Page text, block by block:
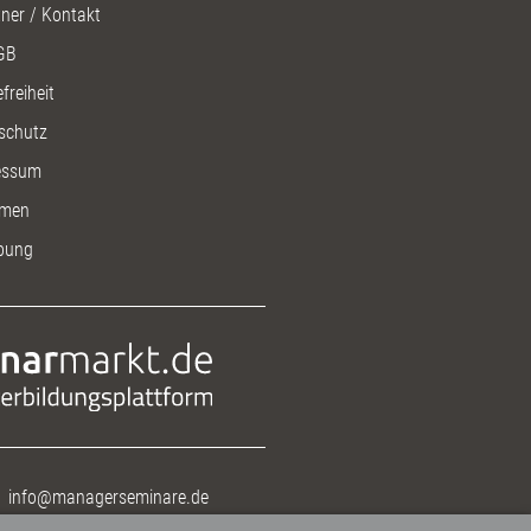
/ Kontakt
info@managerseminare.de